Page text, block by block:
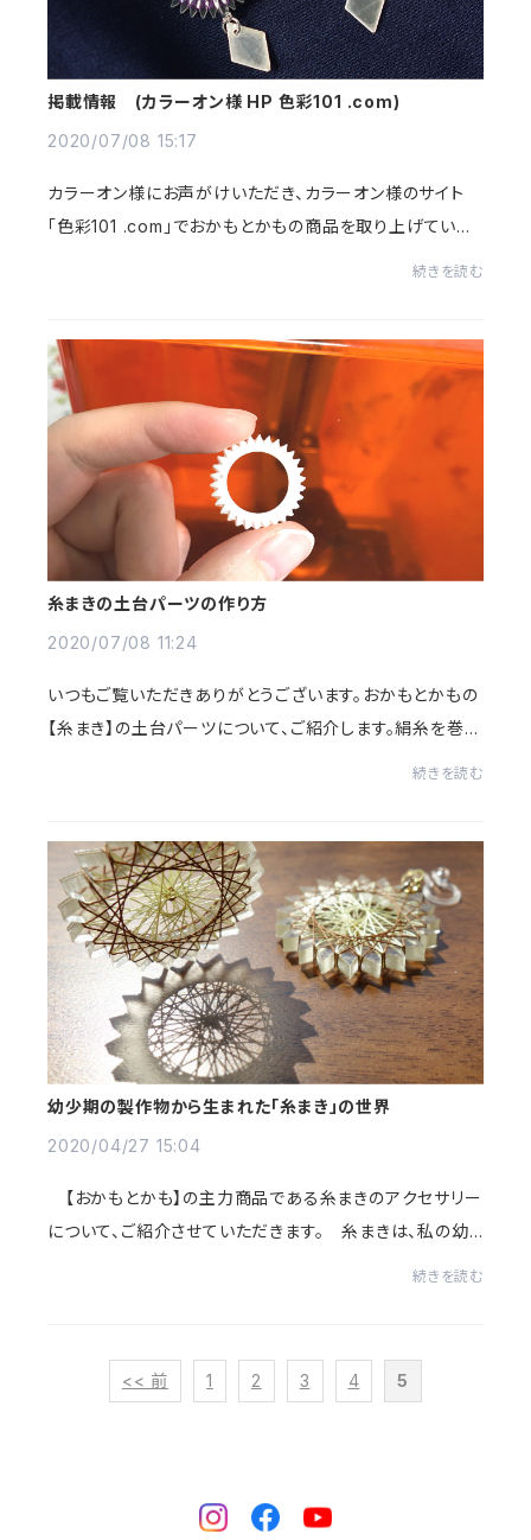
掲載情報 (カラーオン様 HP 色彩101 .com)
2020/07/08 15:17
カラーオン様にお声がけいただき、カラーオン様のサイト
「色彩101 .com」でおかもとかもの商品を取り上げていた
続きを読む
糸まきの土台パーツの作り方
2020/07/08 11:24
いつもご覧いただきありがとうございます。おかもとかもの
【糸まき】の土台パーツについて、ご紹介します。絹糸を巻く
続きを読む
幼少期の製作物から生まれた「糸まき」の世界
2020/04/27 15:04
【おかもとかも】の主力商品である糸まきのアクセサリー
について、ご紹介させていただきます。 糸まきは、私の幼
続きを読む
<< 前 1 2 3 4 5